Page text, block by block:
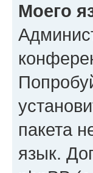
Моего
пакета
язык.